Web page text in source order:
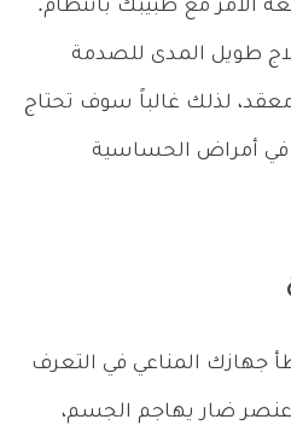
الأمر مع طبيبك بانتظام.
طويل المدى للصدمة
لذلك غالباً سوف تحتاج
أمراض الحساسية
جهازك المناعي في التعرف
ضار يهاجم الجسم،